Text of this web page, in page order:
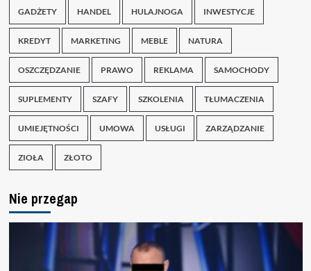
GADŻETY HANDEL HULAJNOGA INWESTYCJE
KREDYT MARKETING MEBLE NATURA
OSZCZĘDZANIE PRAWO REKLAMA SAMOCHODY
SUPLEMENTY SZAFY SZKOLENIA TŁUMACZENIA
UMIEJĘTNOŚCI UMOWA USŁUGI ZARZĄDZANIE
ZIOŁA ZŁOTO
Nie przegap